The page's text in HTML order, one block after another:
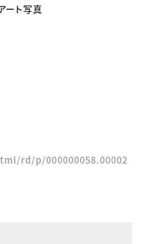
ート写真
rd/p/000000058.00002